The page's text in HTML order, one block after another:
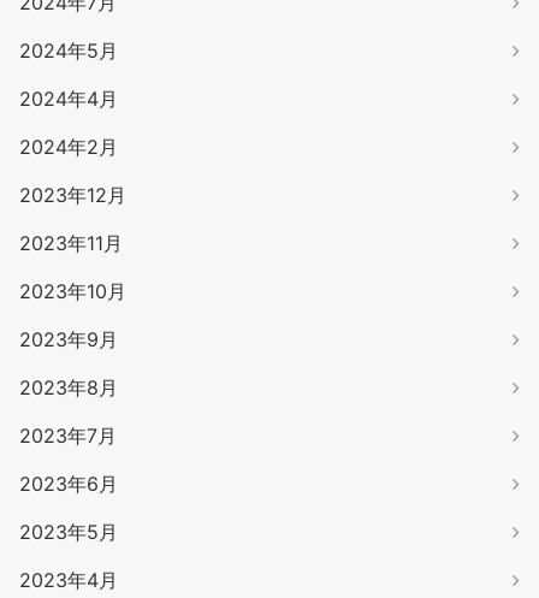
2024年5月
2024年4月
2024年2月
2023年12月
2023年11月
2023年10月
2023年9月
2023年8月
2023年7月
2023年6月
2023年5月
2023年4月